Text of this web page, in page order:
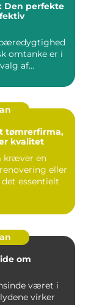
Den perfekte
omtanke er i
af...
tømrerfirma,
kvalitet
kræver en
eller
essentielt
om
været i
virker